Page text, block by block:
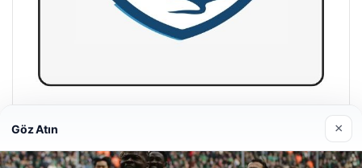
Hastaş Beton
Göz Atın ×